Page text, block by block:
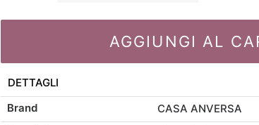
idrorepellente
AGGIUNGI AL
DETTAGLI
Brand
CASA ANVERSA